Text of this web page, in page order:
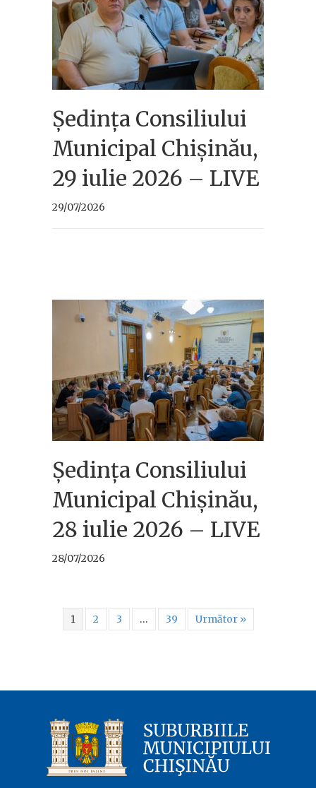
Ședința Consiliului
Municipal Chișinău,
29 iulie 2026 – LIVE
29/07/2026
Ședința Consiliului
Municipal Chișinău,
28 iulie 2026 – LIVE
28/07/2026
1 2 3 … 39 Următor »